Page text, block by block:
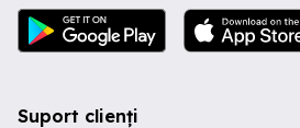
Suport clienți